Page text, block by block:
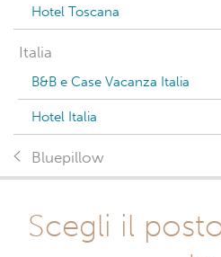
Hotel Toscana
Italia
B&B e Case Vacanza Italia
Hotel Italia
Bluepillow
Scegli il